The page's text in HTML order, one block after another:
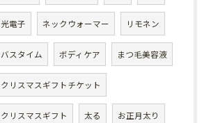
光電子 ネックウォーマー リモネン
バスタイム ボディケア まつ毛美容液
クリスマスギフトチケット
クリスマスギフト 太る お正月太り